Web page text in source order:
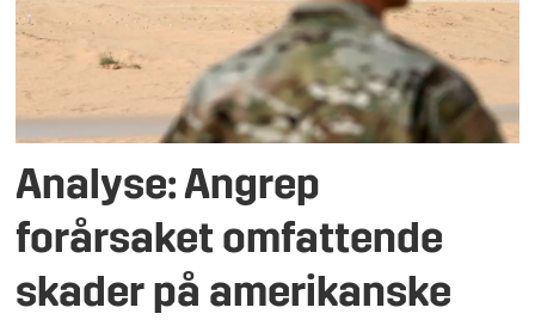
Analyse: Angrep
forårsaket omfattende
skader på amerikanske